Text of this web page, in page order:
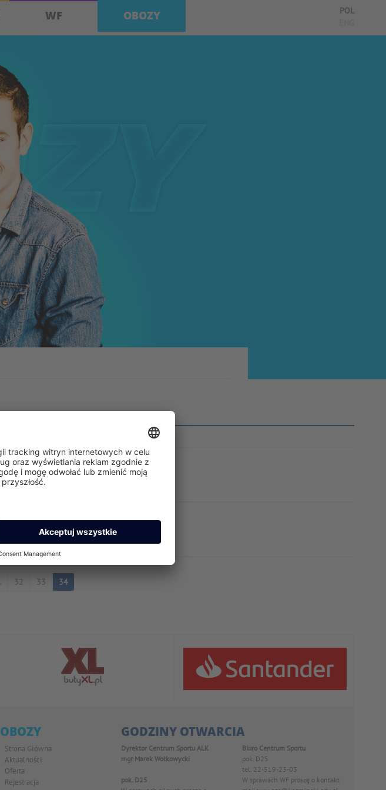
WF OBOZY
POL
32 33 34
OBOZY
Strona Główna
Aktualności
Oferta
Rejestracja
GODZINY OTWARCIA
Dyrektor Centrum Sportu ALK
mgr Marek Wołkowycki
pok. D25
Biuro Centrum Sportu
pok. D25
tel. 22-519-23-03
W sprawach WF proszę o kontakt